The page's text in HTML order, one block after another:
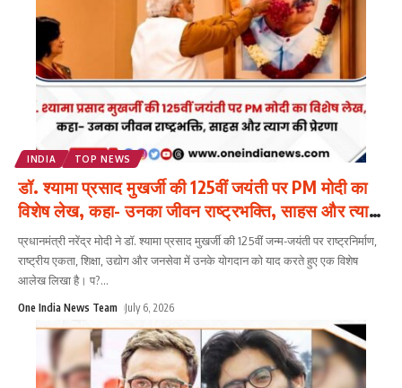
INDIA TOP NEWS
डॉ. श्यामा प्रसाद मुखर्जी की 125वीं जयंती पर PM मोदी का
विशेष लेख, कहा- उनका जीवन राष्ट्रभक्ति, साहस और त्याग
की प्रेरणा
प्रधानमंत्री नरेंद्र मोदी ने डॉ. श्यामा प्रसाद मुखर्जी की 125वीं जन्म-जयंती पर राष्ट्रनिर्माण,
राष्ट्रीय एकता, शिक्षा, उद्योग और जनसेवा में उनके योगदान को याद करते हुए एक विशेष
आलेख लिखा है। प?...
One India News Team July 6, 2026